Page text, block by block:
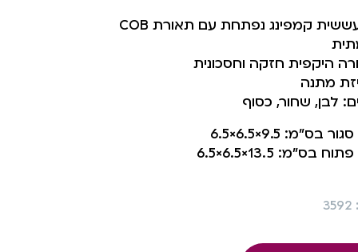
מיני עששית קמפינג נפתחת עם תאורת COB
היקפית חזקה וחסכונית
מתנה
לבן, שחור, כסוף
בס”מ: 9.5×6.5×6.5
בס”מ: 13.5×6.5×6.5